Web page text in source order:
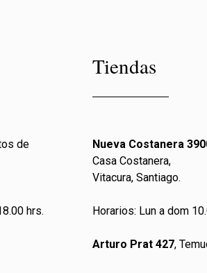
de
hrs.
Tiendas
Nueva Costanera
Casa Costanera,
Vitacura, Santiago.
Horarios: Lun a dom
Arturo Prat 427,